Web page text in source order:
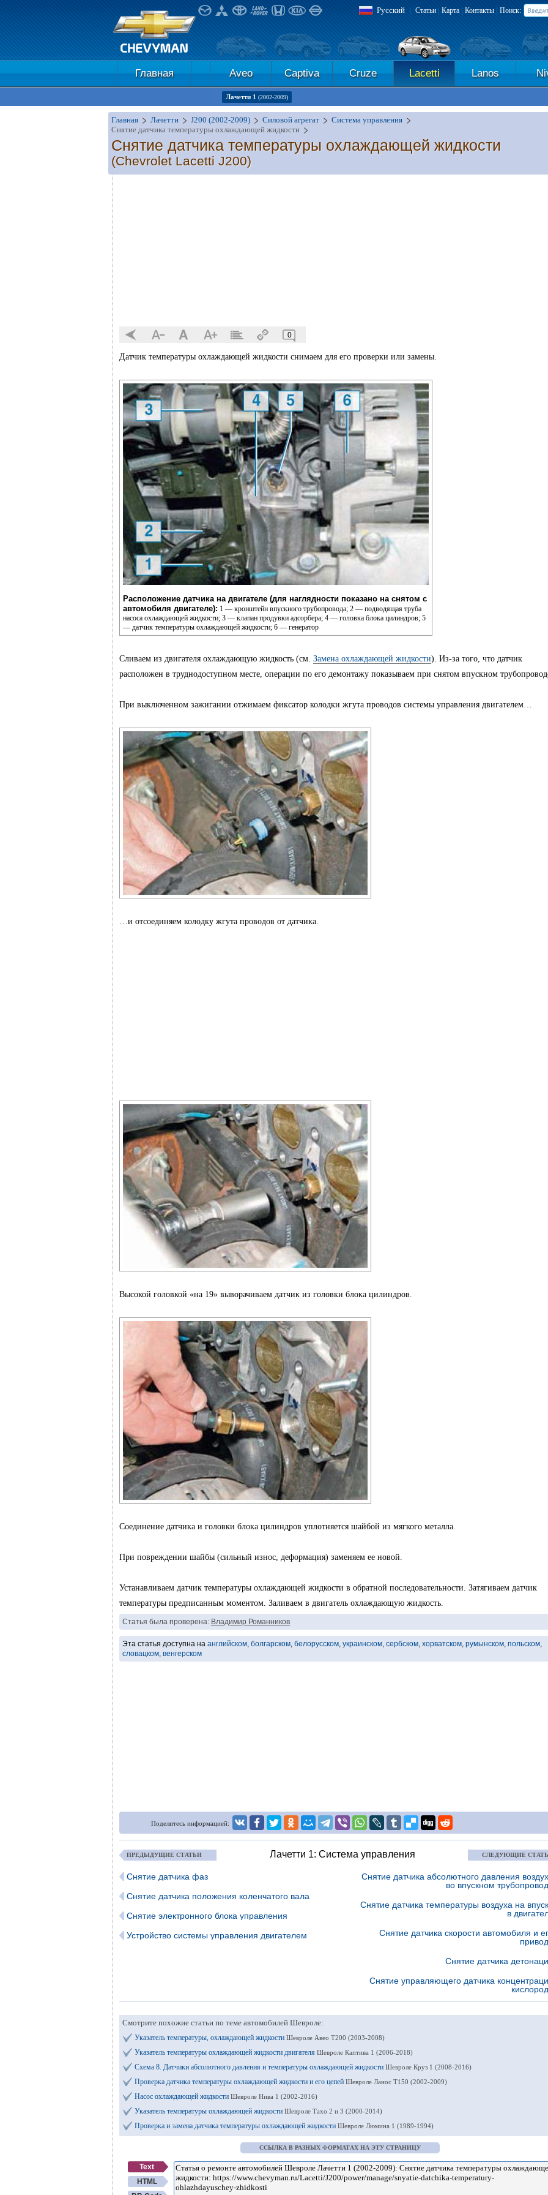
Русский | Статьи | Карта| Контакты | Поиск:
Главная Aveo Captiva Cruze Lacetti Lanos
Лачетти 1 (2002-2009)
Главная Лачетти J200 (2002-2009) Силовой агрегат
Система управления
Снятие датчика температуры охлаждающей жидкости
Снятие датчика температуры охлаждающей жидкости
(Chevrolet Lacetti J200)
0
Датчик температуры охлаждающей жидкости снимаем для его проверки или замены.
Расположение датчика на двигателе (для наглядности показано на снятом с
автомобиля двигателе): 1 — кронштейн впускного трубопровода; 2 — подводящая труба
насоса охлаждающей жидкости; 3 — клапан продувки адсорбера; 4 — головка блока цилиндров; 5
— датчик температуры охлаждающей жидкости; 6 — генератор
Сливаем из двигателя охлаждающую жидкость (см. Замена охлаждающей жидкости). Из-за того, что датчик
расположен в труднодоступном месте, операции по его демонтажу показываем при снятом впускном
При выключенном зажигании отжимаем фиксатор колодки жгута проводов системы управления двигателем…
…и отсоединяем колодку жгута проводов от датчика.
Высокой головкой «на 19» выворачиваем датчик из головки блока цилиндров.
Соединение датчика и головки блока цилиндров уплотняется шайбой из мягкого металла.
При повреждении шайбы (сильный износ, деформация) заменяем ее новой.
Устанавливаем датчик температуры охлаждающей жидкости в обратной последовательности. Затягиваем датчик
температуры предписанным моментом. Заливаем в двигатель охлаждающую жидкость.
Статья была проверена: Владимир Романников
Эта статья доступна на английском, болгарском, белорусском, украинском, сербском, хорватском, румынском, польском,
словацком, венгерском
Поделитесь информацией:
ПРЕДЫДУЩИЕ СТАТЬИ Лачетти 1: Система управления СЛЕДУЮЩИЕ
Снятие датчика фаз
Снятие датчика положения коленчатого вала
Снятие электронного блока управления
Устройство системы управления двигателем
Снятие датчика абсолютного давления
во впускном
Снятие датчика температуры воздуха на
в
Снятие датчика скорости автомобиля и
Снятие датчика
Снятие управляющего датчика
Смотрите похожие статьи по теме автомобилей Шевроле:
Указатель температуры, охлаждающей жидкости Шевроле Авео Т200 (2003-2008)
Указатель температуры охлаждающей жидкости двигателя Шевроле Каптива 1 (2006-2018)
Схема 8. Датчики абсолютного давления и температуры охлаждающей жидкости Шевроле Круз 1 (2008-2016)
Проверка датчика температуры охлаждающей жидкости и его цепей Шевроле Ланос Т150 (2002-2009)
Насос охлаждающей жидкости Шевроле Нива 1 (2002-2016)
Указатель температуры охлаждающей жидкости Шевроле Тахо 2 и 3 (2000-2014)
Проверка и замена датчика температуры охлаждающей жидкости Шевроле Люмина 1 (1989-1994)
ССЫЛКА В РАЗНЫХ ФОРМАТАХ НА ЭТУ СТРАНИЦУ
Text
HTML